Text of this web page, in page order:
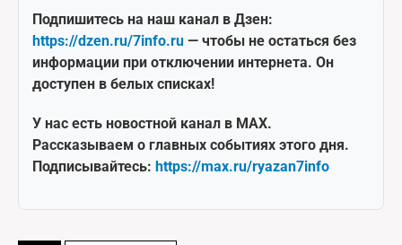
Подпишитесь на наш канал в Дзен:
https://dzen.ru/7info.ru — чтобы не остаться без
информации при отключении интернета. Он
доступен в белых списках!
У нас есть новостной канал в MAX.
Рассказываем о главных событиях этого дня.
Подписывайтесь: https://max.ru/ryazan7info